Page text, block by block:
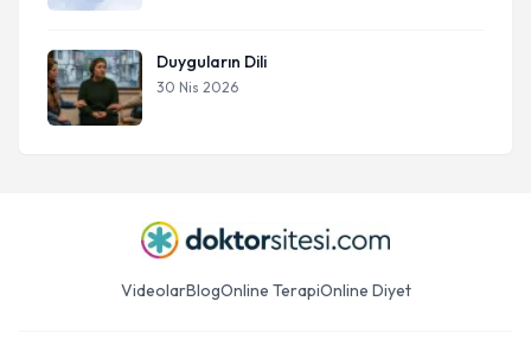
Duyguların Dili
30 Nis 2026
VideolarBlogOnline TerapiOnline Diyet